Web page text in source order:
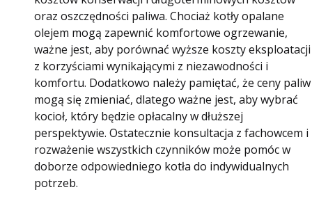
oraz oszczędności paliwa. Chociaż kotły opalane
olejem mogą zapewnić komfortowe ogrzewanie,
ważne jest, aby porównać wyższe koszty eksploatacji
z korzyściami wynikającymi z niezawodności i
komfortu. Dodatkowo należy pamiętać, że ceny paliw
mogą się zmieniać, dlatego ważne jest, aby wybrać
kocioł, który będzie opłacalny w dłuższej
perspektywie. Ostatecznie konsultacja z fachowcem i
rozważenie wszystkich czynników może pomóc w
doborze odpowiedniego kotła do indywidualnych
potrzeb.